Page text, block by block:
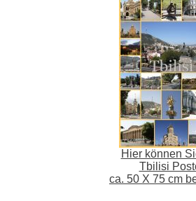
Hier können
Tbilisi
ca. 50 X 75 cm